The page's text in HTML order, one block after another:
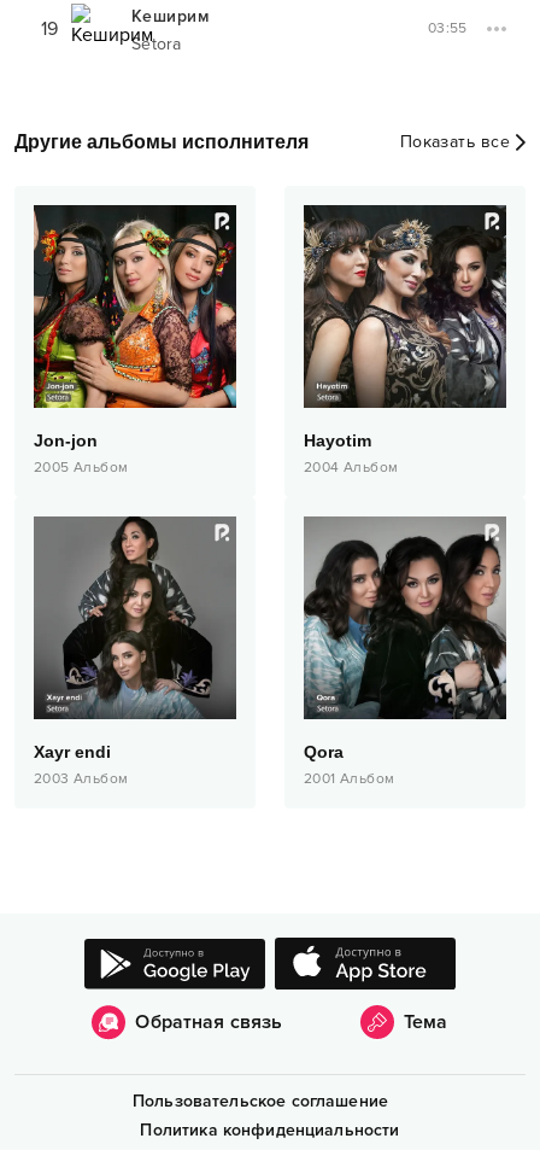
19
Кеширим
Setora
03:55
Другие альбомы исполнителя Показать все
Jon-jon
2005 Альбом
Hayotim
2004 Альбом
Xayr endi
2003 Альбом
Qora
2001 Альбом
Обратная связь Тема
Пользовательское соглашение
Политика конфиденциальности